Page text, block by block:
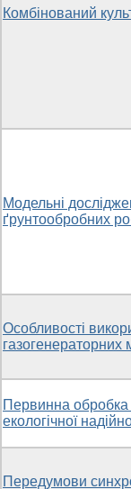
Комбінований
Модельні
ґрунтообробних
Особливості
газогенераторних
Первинна обробка
екологічної
Передумови